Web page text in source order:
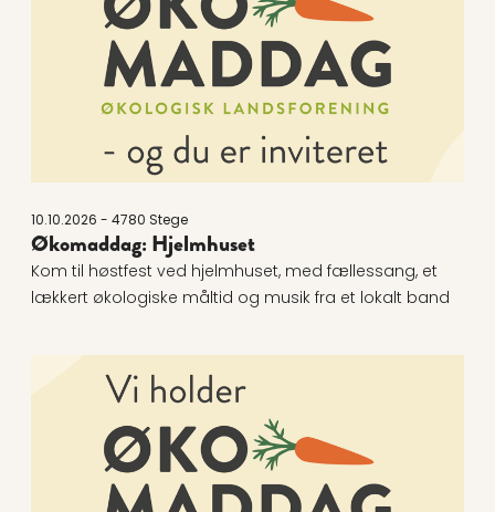
10.10.2026 - 4780 Stege
Økomaddag: Hjelmhuset
Kom til høstfest ved hjelmhuset, med fællessang, et
lækkert økologiske måltid og musik fra et lokalt band